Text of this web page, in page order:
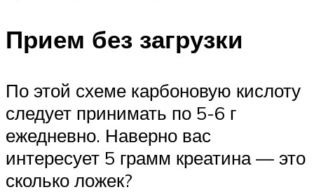
Прием без загрузки
По этой схеме карбоновую кислоту
следует принимать по 5-6 г
ежедневно. Наверно вас
интересует 5 грамм креатина — это
сколько ложек?